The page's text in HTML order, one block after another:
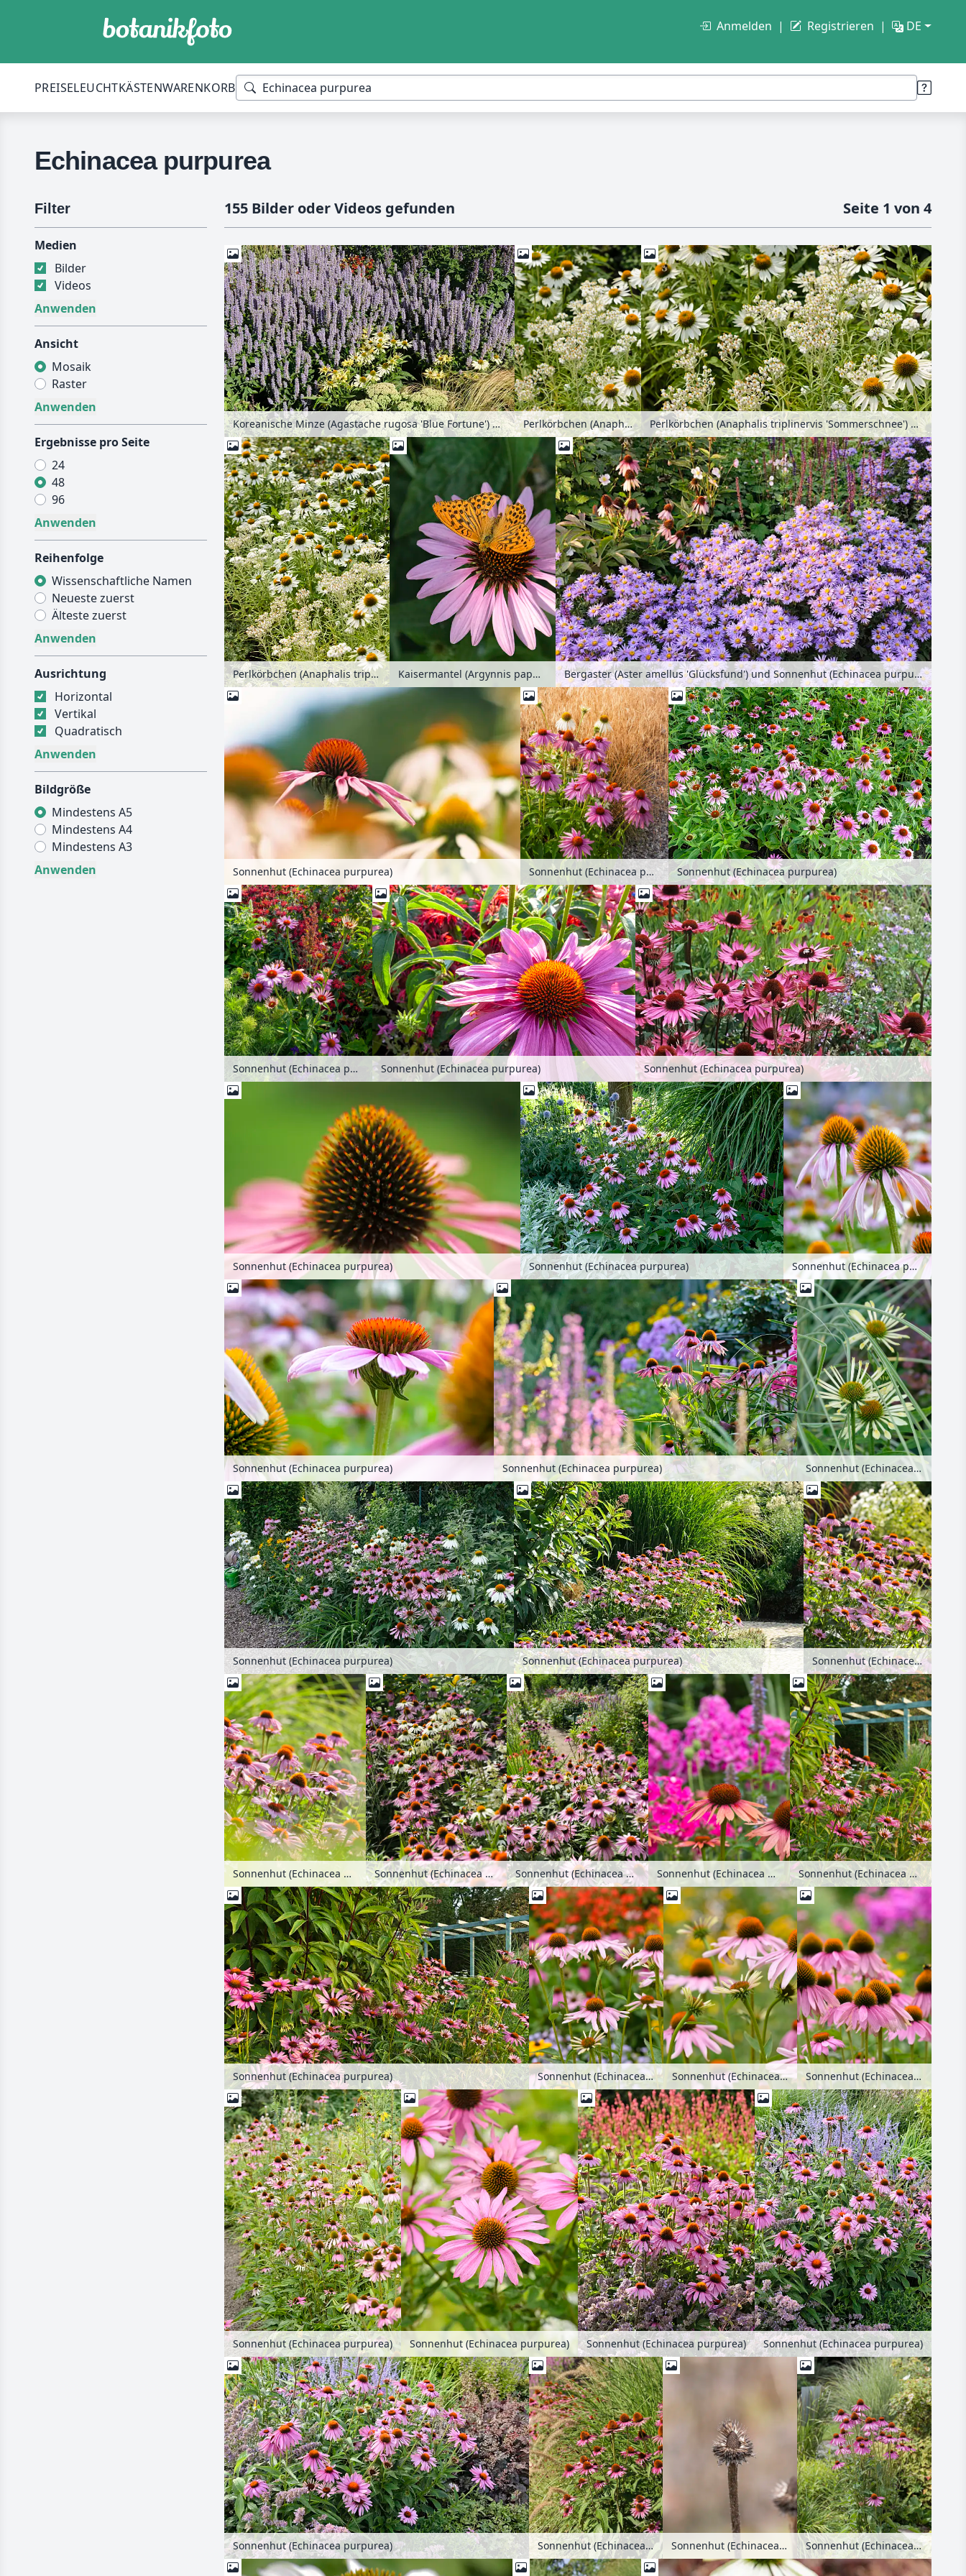
Anmelden Registrieren DE
PREISELEUCHTKÄSTENWARENKORB
Echinacea purpurea
Filter
Medien
Bilder
Videos
Ansicht
Mosaik
Raster
Ergebnisse pro Seite
24
48
96
Reihenfolge
Wissenschaftliche Namen
Neueste zuerst
Älteste zuerst
Ausrichtung
Horizontal
Vertikal
Quadratisch
Bildgröße
Mindestens A5
Mindestens A4
Mindestens A3
155 Bilder oder Videos gefunden Seite 1 von 4
Koreanische Minze (Agastache rugosa 'Blue Fortune') und Sonnenhut (Echinacea purpurea 'Alba') Perlkörbchen (Anaphalis triplinervis 'Sommerschnee') und Sonnenhut (Echinacea purpurea 'Baby Swan White') Perlkörbchen (Anaphalis triplinervis 'Sommerschnee') und Sonnenhut (Echinacea purpurea 'Baby Swan White')
Perlkörbchen (Anaphalis triplinervis 'Sommerschnee') und Sonnenhut (Echinacea purpurea 'Baby Swan White') Kaisermantel (Argynnis paphia) und Sonnenhut (Echinacea purpurea) Bergaster (Aster amellus 'Glücksfund') und Sonnenhut (Echinacea purpurea)
Sonnenhut (Echinacea purpurea) Sonnenhut (Echinacea purpurea) Sonnenhut (Echinacea purpurea)
Sonnenhut (Echinacea purpurea) Sonnenhut (Echinacea purpurea) Sonnenhut (Echinacea purpurea)
Sonnenhut (Echinacea purpurea) Sonnenhut (Echinacea purpurea) Sonnenhut (Echinacea purpurea)
Sonnenhut (Echinacea purpurea) Sonnenhut (Echinacea purpurea) Sonnenhut (Echinacea purpurea)
Sonnenhut (Echinacea purpurea) Sonnenhut (Echinacea purpurea) Sonnenhut (Echinacea purpurea)
Sonnenhut (Echinacea purpurea) Sonnenhut (Echinacea purpurea) Sonnenhut (Echinacea purpurea) Sonnenhut (Echinacea purpurea) Sonnenhut (Echinacea purpurea)
Sonnenhut (Echinacea purpurea) Sonnenhut (Echinacea purpurea) Sonnenhut (Echinacea purpurea) Sonnenhut (Echinacea purpurea)
Sonnenhut (Echinacea purpurea) Sonnenhut (Echinacea purpurea) Sonnenhut (Echinacea purpurea) Sonnenhut (Echinacea purpurea)
Sonnenhut (Echinacea purpurea) Sonnenhut (Echinacea purpurea) Sonnenhut (Echinacea purpurea) Sonnenhut (Echinacea purpurea)